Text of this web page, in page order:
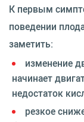
К первым
поведении
заметить:
изменение
начинает
недостаток
резкое